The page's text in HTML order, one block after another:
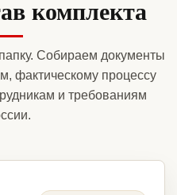
комплекта
Собираем документы
фактическому процессу
и требованиям